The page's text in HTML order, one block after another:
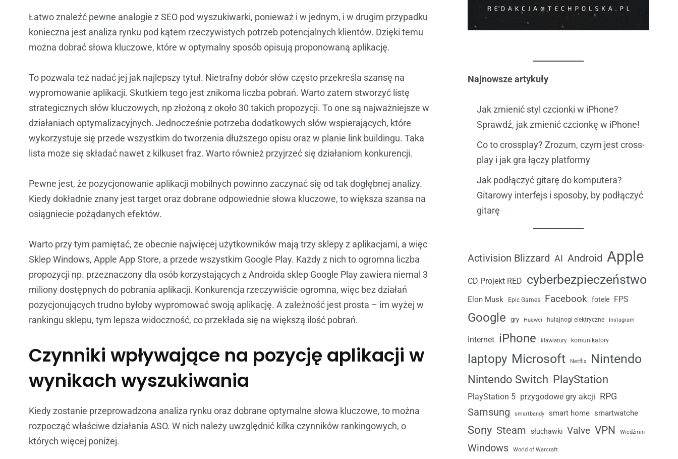
Łatwo znaleźć pewne analogie z SEO pod wyszukiwarki, ponieważ i w jednym, i w drugim przypadku
konieczna jest analiza rynku pod kątem rzeczywistych potrzeb potencjalnych klientów. Dzięki temu
można dobrać słowa kluczowe, które w optymalny sposób opisują proponowaną aplikację.
To pozwala też nadać jej jak najlepszy tytuł. Nietrafny dobór słów często przekreśla szansę na
wypromowanie aplikacji. Skutkiem tego jest znikoma liczba pobrań. Warto zatem stworzyć listę
strategicznych słów kluczowych, np złożoną z około 30 takich propozycji. To one są najważniejsze w
działaniach optymalizacyjnych. Jednocześnie potrzeba dodatkowych słów wspierających, które
wykorzystuje się przede wszystkim do tworzenia dłuższego opisu oraz w planie link buildingu. Taka
lista może się składać nawet z kilkuset fraz. Warto również przyjrzeć się działaniom konkurencji.
Pewne jest, że pozycjonowanie aplikacji mobilnych powinno zaczynać się od tak dogłębnej analizy.
Kiedy dokładnie znany jest target oraz dobrane odpowiednie słowa kluczowe, to większa szansa na
osiągniecie pożądanych efektów.
Warto przy tym pamiętać, że obecnie najwięcej użytkowników mają trzy sklepy z aplikacjami, a więc
Sklep Windows, Apple App Store, a przede wszystkim Google Play. Każdy z nich to ogromna liczba
propozycji np. przeznaczony dla osób korzystających z Androida sklep Google Play zawiera niemal 3
miliony dostępnych do pobrania aplikacji. Konkurencja rzeczywiście ogromna, więc bez działań
pozycjonujących trudno byłoby wypromować swoją aplikację. A zależność jest prosta – im wyżej w
rankingu sklepu, tym lepsza widoczność, co przekłada się na większą ilość pobrań.
Czynniki wpływające na pozycję aplikacji w
wynikach wyszukiwania
Kiedy zostanie przeprowadzona analiza rynku oraz dobrane optymalne słowa kluczowe, to można
rozpocząć właściwe działania ASO. W nich należy uwzględnić kilka czynników rankingowych, o
których więcej poniżej.
Najnowsze artykuły
Jak zmienić styl czcionki w iPhone?
Sprawdź, jak zmienić czcionkę w iPhone!
Co to crossplay? Zrozum, czym jest cross-
play i jak gra łączy platformy
Jak podłączyć gitarę do komputera?
Gitarowy interfejs i sposoby, by podłączyć
gitarę
Activision Blizzard AI Android Apple
CD Projekt RED cyberbezpieczeństwo
Elon Musk Epic Games Facebook fotele FPS
Google gry Huawei hulajnogi elektryczne Instagram
Internet iPhone klawiatury komunikatory
laptopy Microsoft Netflix Nintendo
Nintendo Switch PlayStation
PlayStation 5 przygodowe gry akcji RPG
Samsung smartbandy smart home smartwatche
Sony Steam słuchawki Valve VPN Wiedźmin
Windows World of Warcraft